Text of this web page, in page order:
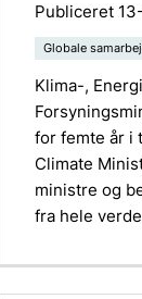
Publiceret
Globale
Klima-,
for femte år i
Climate
ministre og
fra hele